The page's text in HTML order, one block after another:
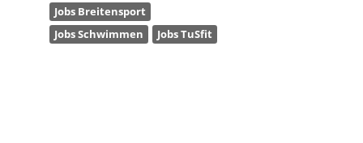
Jobs Breitensport
Jobs Schwimmen
Jobs TuSfit